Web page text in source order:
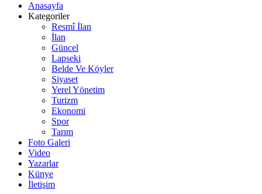
Anasayfa
Kategoriler
Resmî İlan
İlan
Güncel
Lapseki
Belde Ve Köyler
Siyaset
Yerel Yönetim
Turizm
Ekonomi
Spor
Tarım
Foto Galeri
Video
Yazarlar
Künye
İletişim